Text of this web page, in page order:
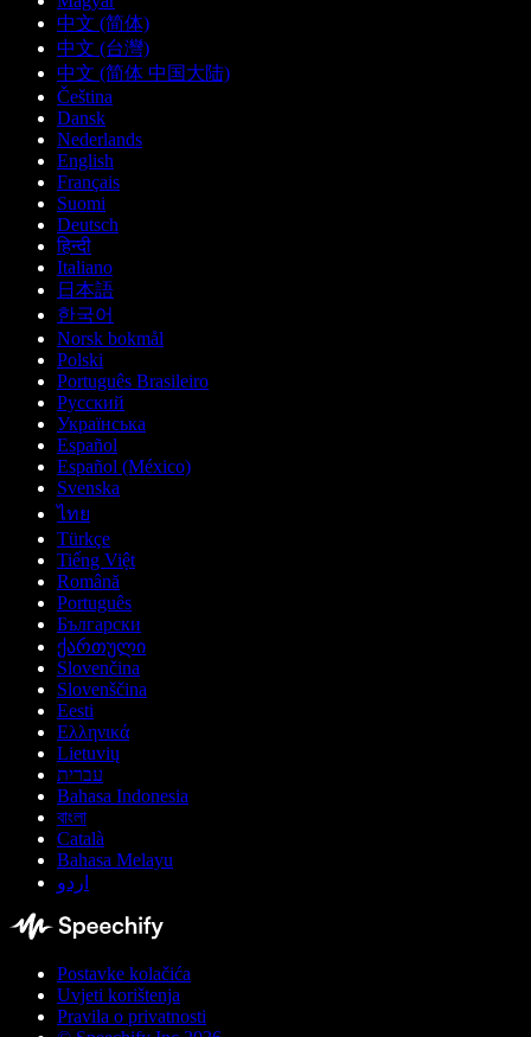
中文 (简体)
中文 (台灣)
中文 (简体 中国大陆)
Čeština
Dansk
Nederlands
English
Français
Suomi
Deutsch
हिन्दी
Italiano
日本語
한국어
Norsk bokmål
Polski
Português Brasileiro
Русский
Українська
Español
Español (México)
Svenska
ไทย
Türkçe
Tiếng Việt
Română
Português
Български
ქართული
Slovenčina
Slovenščina
Eesti
Ελληνικά
Lietuvių
עברית
Bahasa Indonesia
বাংলা
Català
Bahasa Melayu
اردو
Postavke kolačića
Uvjeti korištenja
Pravila o privatnosti